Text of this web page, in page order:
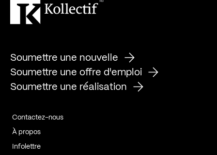
Soumettre une nouvelle
Soumettre une offre d'emploi
Soumettre une réalisation
Contactez-nous
À propos
Infolettre